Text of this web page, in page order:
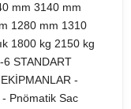
mm 3140 mm
1280 mm 1310
1800 kg 2150 kg
STANDART
-
Pnömatik Sac